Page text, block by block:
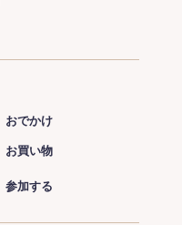
おでかけ
お買い物
参加する